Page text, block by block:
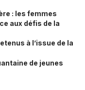
: les femmes
aux défis de la
à l’issue de la
de jeunes